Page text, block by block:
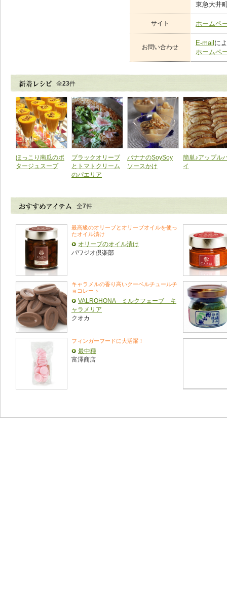
東急大井
サイト ホームペ
お問い合わせ
E-mail に
ホームペ
全23件
ほっこり南瓜のポ
タージュスープ
ブラックオリーブ
とトマトクリーム
のパエリア
バナナのSoySoy
ソースかけ
簡単♪アップル
イ
全7件
最高級のオリーブとオリーブオイルを使っ
たオイル漬け
オリーブのオイル漬け
パワジオ倶楽部
キャラメルの香り高いクーベルチュールチ
ョコレート
VALROHONA ミルクフェーブ キ
ャラメリア
クオカ
フィンガーフードに大活躍！
最中種
富澤商店